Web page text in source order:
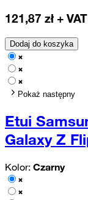
121,87 zł + VAT
Dodaj do koszyka
Pokaż następny
Etui
Galaxy Z
Kolor: Czarny